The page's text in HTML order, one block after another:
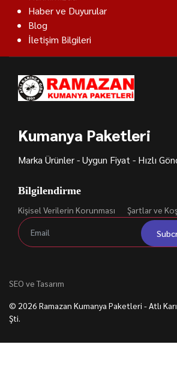
Haber ve Duyurular
Blog
İletişim Bilgileri
Kumanya Paketleri
Marka Ürünler - Uygun Fiyat - Hızlı
Bilgilendirme
Kişisel Verilerin Korunması Şartlar ve
SEO ve Tasarım
© 2026 Ramazan Kumanya Paketleri - Atlı
Şti.